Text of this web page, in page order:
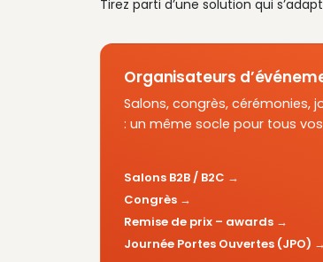
Tirez parti d’une solution qui
Organisateurs
Salons, congrès, cérémonies,
: un même socle pour tous
Salons B2B / B2C
Congrès
Remise de prix – awards
Journée Portes Ouvertes (JPO)